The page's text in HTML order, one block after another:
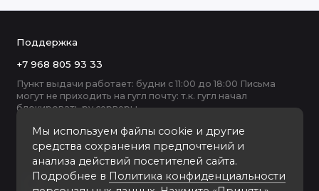
Мы используем файлы cookie и другие
средства сохранения предпочтений и
анализа действий посетителей сайта.
Подробнее в Политика конфиденциальности
Поддержка
+7 968 805 93 33
Пункт выдачи работает: будни с 11:00 до 18:00 Письма
могут не приходить на гугл почту: т.к. гугл начал
блокировать ру серверы